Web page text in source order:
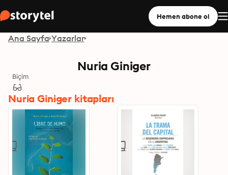
Hemen abone ol
Ana Sayfa Yazarlar
Nuria Giniger
Biçim
Nuria Giniger kitapları